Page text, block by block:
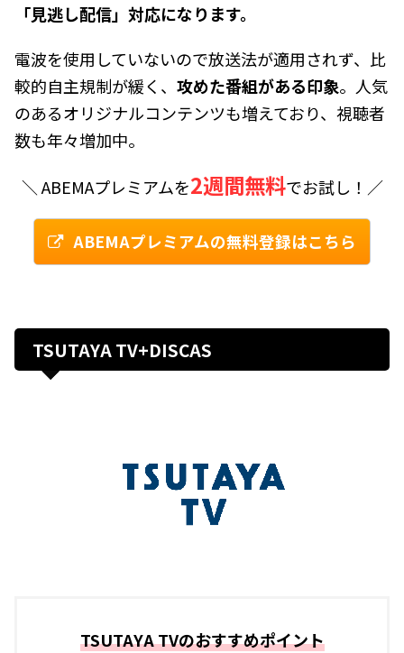
「見逃し配信」対応になります。
電波を使用していないので放送法が適用されず、比
較的自主規制が緩く、 攻めた番組がある印象。人気
のあるオリジナルコンテンツも増えており、視聴者
数も年々増加中。
＼ ABEMAプレミアムを2週間無料でお試し！／
ABEMAプレミアムの無料登録はこちら
TSUTAYA TV+DISCAS
TSUTAYA TVのおすすめポイント